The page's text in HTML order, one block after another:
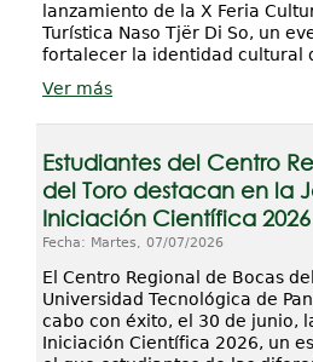
lanzamiento de la X Feria
Turística Naso Tjër Di So, un
fortalecer la identidad cultural
Ver más
Estudiantes del Centro
del Toro destacan en la
Iniciación Científica 2026
Fecha: Martes, 07/07/2026
El Centro Regional de Bocas
Universidad Tecnológica de
cabo con éxito, el 30 de junio,
Iniciación Científica 2026, un